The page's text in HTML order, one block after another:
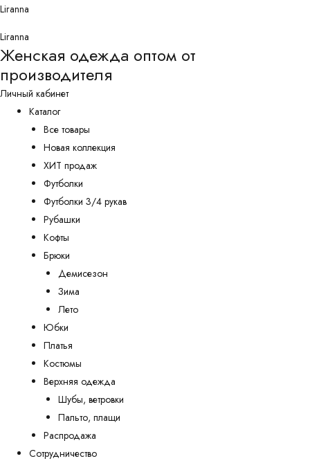
Перейти
содержимому
Liranna
Liranna
Женская одежда оптом от
производителя
Личный кабинет
Каталог
Все товары
Новая коллекция
ХИТ продаж
Футболки
Футболки 3/4 рукав
Рубашки
Кофты
Брюки
Демисезон
Зима
Лето
Юбки
Платья
Костюмы
Верхняя одежда
Шубы, ветровки
Пальто, плащи
Распродажа
Сотрудничество